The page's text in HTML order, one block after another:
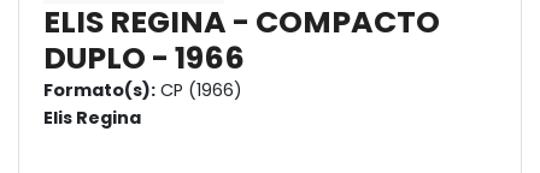
ELIS REGINA - COMPACTO
DUPLO - 1966
Formato(s): CP (1966)
Elis Regina